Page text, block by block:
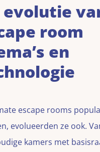
evolutie
room
en
escape rooms
evolueerden ze ook.
kamers met